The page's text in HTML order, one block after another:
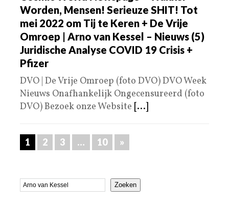
Worden, Mensen! Serieuze SHIT! Tot
mei 2022 om Tij te Keren + De Vrije
Omroep | Arno van Kessel – Nieuws (5)
Juridische Analyse COVID 19 Crisis +
Pfizer
DVO | De Vrije Omroep (foto DVO) DVO Week
Nieuws Onafhankelijk Ongecensureerd (foto
DVO) Bezoek onze Website [...]
1 2 3 … 10 »
Zoeken